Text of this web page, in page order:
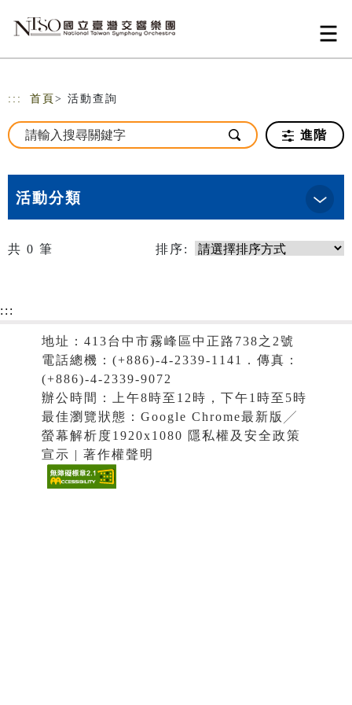
::: 首頁 > 活動查詢
進階
活動分類
共 0 筆 排序:
:::
地址：413台中市霧峰區中正路738之2號
電話總機：(+886)-4-2339-1141．傳真：
(+886)-4-2339-9072
辦公時間：上午8時至12時，下午1時至5時
最佳瀏覽狀態：Google Chrome最新版╱
螢幕解析度1920x1080 隱私權及安全政策
宣示 | 著作權聲明